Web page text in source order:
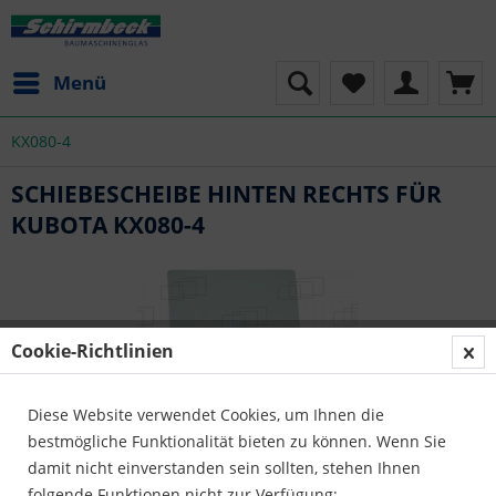
Menü
KX080-4
SCHIEBESCHEIBE HINTEN RECHTS FÜR
KUBOTA KX080-4
Cookie-Richtlinien
Diese Website verwendet Cookies, um Ihnen die
bestmögliche Funktionalität bieten zu können. Wenn Sie
damit nicht einverstanden sein sollten, stehen Ihnen